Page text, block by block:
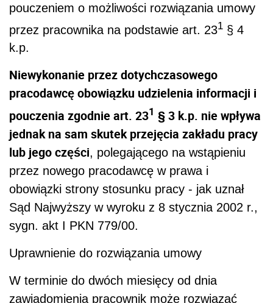
pouczeniem o możliwości rozwiązania umowy
przez pracownika na podstawie art. 231 § 4
k.p.
Niewykonanie przez dotychczasowego
pracodawcę obowiązku udzielenia informacji i
pouczenia zgodnie art. 231 § 3 k.p. nie wpływa
jednak na sam skutek przejęcia zakładu pracy
lub jego części, polegającego na wstąpieniu
przez nowego pracodawcę w prawa i
obowiązki strony stosunku pracy - jak uznał
Sąd Najwyższy w wyroku z 8 stycznia 2002 r.,
sygn. akt I PKN 779/00.
Uprawnienie do rozwiązania umowy
W terminie do dwóch miesięcy od dnia
zawiadomienia pracownik może rozwiązać